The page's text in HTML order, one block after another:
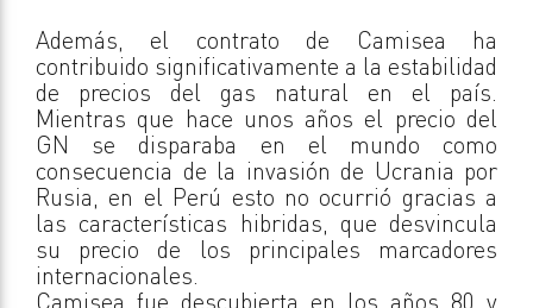
Además, el contrato de Camisea ha
contribuido significativamente a la estabilidad
de precios del gas natural en el país.
Mientras que hace unos años el precio del
GN se disparaba en el mundo como
consecuencia de la invasión de Ucrania por
Rusia, en el Perú esto no ocurrió gracias a
las características hibridas, que desvincula
su precio de los principales marcadores
internacionales.
Camisea fue descubierta en los años 80 y